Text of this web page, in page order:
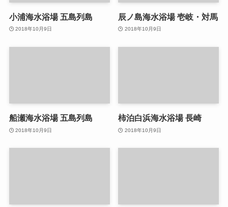
小浦海水浴場 五島列島
2018年10月9日
辰ノ島海水浴場 壱岐・対馬
2018年10月9日
船瀬海水浴場 五島列島
2018年10月9日
柿泊白浜海水浴場 長崎
2018年10月9日